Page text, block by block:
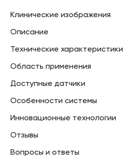
Клинические изображения
Описание
Технические характеристики
Область применения
Доступные датчики
Особенности системы
Инновационные технологии
Отзывы
Вопросы и ответы